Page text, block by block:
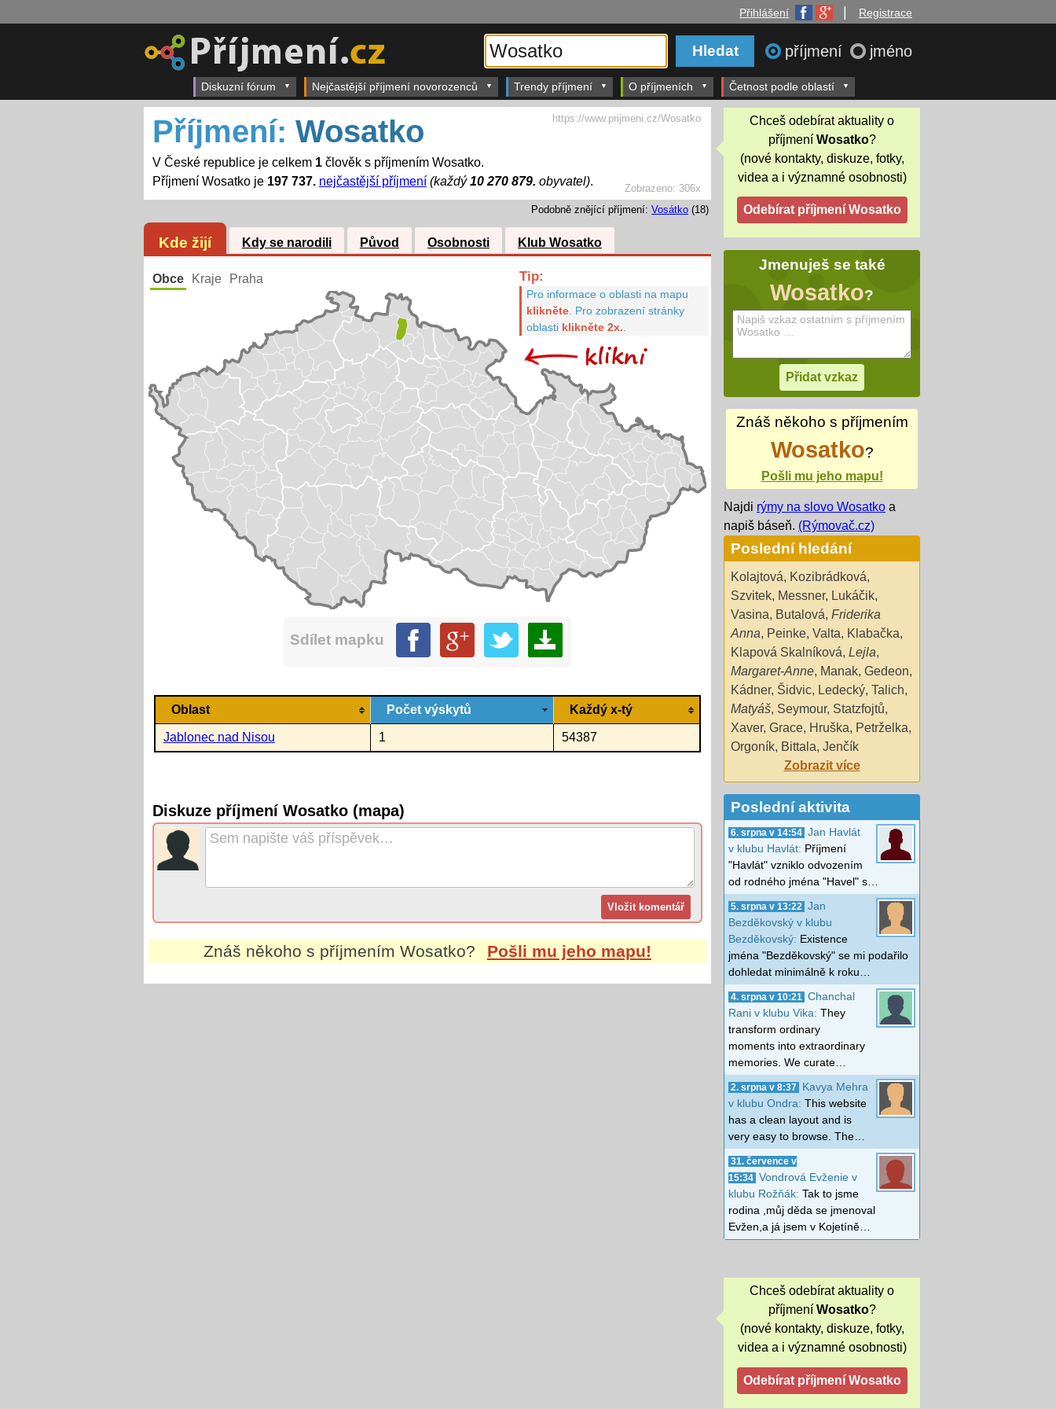
Přihlášení Registrace
příjmení jméno
Diskuzní fórum Nejčastější příjmení novorozenců Trendy příjmení O příjmeních Četnost podle oblastí
Zobrazeno: 306x
Příjmení: Wosatko
V České republice je celkem 1člověk s příjmením Wosatko.
Příjmení Wosatko je 197 737. nejčastější příjmení (každý10 270 879. obyvatel).
https://www.prijmeni.cz/Wosatko
Podobně znějící příjmení: Vosátko (18)
Kde žijí Kdy se narodili Původ Osobnosti Klub Wosatko
Obce Kraje Praha Tip:
Pro informace o oblasti na mapu
klikněte. Pro zobrazení stránky
oblasti klikněte 2x.
Sdílet mapku
Oblast Počet výskytů Každý x-tý
Jablonec nad Nisou 1 54387
Diskuze příjmení Wosatko (mapa)
Znáš někoho s příjmením Wosatko? Pošli mu jeho mapu!
Chceš odebírat aktuality o
příjmení Wosatko?
(nové kontakty, diskuze, fotky,
videa a i významné osobnosti)
Jmenuješ se také
Wosatko?
Znáš někoho s příjmením
Wosatko?
Pošli mu jeho mapu!
Najdi rýmy na slovo Wosatko a
napiš báseň. (Rýmovač.cz)
Poslední hledání
Kolajtová, Kozibrádková,
Szvitek, Messner, Lukáčik,
Vasina, Butalová, Friderika
Anna, Peinke, Valta, Klabačka,
Klapová Skalníková, Lejla,
Margaret-Anne, Manak, Gedeon,
Kádner, Šidvic, Ledecký, Talich,
Matyáš, Seymour, Statzfojtů,
Xaver, Grace, Hruška, Petrželka,
Orgoník, Bittala, Jenčík
Zobrazit více
Poslední aktivita
6. srpna v 14:54 Jan Havlát
v klubu Havlát: Příjmení
"Havlát" vzniklo odvozením
od rodného jména "Havel" s…
5. srpna v 13:22
Jan
Bezděkovský v klubu
Bezděkovský: Existence
jména "Bezděkovský" se mi podařilo
dohledat minimálně k roku…
4. srpna v 10:21
Chanchal
Rani v klubu Vika: They
transform ordinary
moments into extraordinary
memories. We curate…
2. srpna v 8:37
Kavya Mehra
v klubu Ondra: This website
has a clean layout and is
very easy to browse. The…
31. července v
15:34 Vondrová Evženie v
klubu Rožňák: Tak to jsme
rodina ,můj děda se jmenoval
Evžen,a já jsem v Kojetíně…
Chceš odebírat aktuality o
příjmení Wosatko?
(nové kontakty, diskuze, fotky,
videa a i významné osobnosti)